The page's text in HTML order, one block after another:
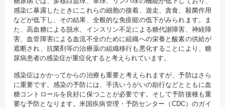
感染に暴露したときにこれらの細胞の接着、遊走、貪食、殺菌作用
などが低下し、その結果、全般的な免疫能の低下がみられます。ま
た、高血糖による脱水、インスリン不足による糖代謝障害、神経障
害、血管障害による血流不全のために組織への栄養と酸素の供給が
遮断され、抗菌剤等の治療薬の組織移行も悪化することにより、糖
尿病患者の感染症が重症化すると考えられています。
感染症はかかってからの治療も重要と考えられますが、予防はさら
に重要です。感染の予防には、手洗いうがいの励行などとともに血
糖コントロールを良好に保つことが必要です。そして予防接種も重
要な予防となります。米国疾病管理・予防センター（CDC）のガイ